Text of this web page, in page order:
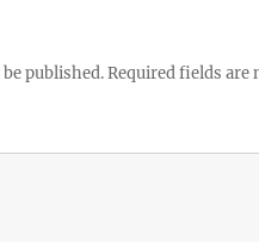
published.Required fields are